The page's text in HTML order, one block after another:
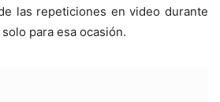
las repeticiones en video durante
para esa ocasión.